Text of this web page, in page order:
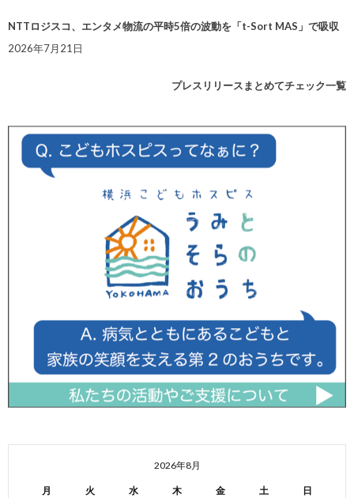
NTTロジスコ、エンタメ物流の平時5倍の波動を「t-Sort MAS」で吸収
2026年7月21日
プレスリリースまとめてチェック一覧
2026年8月
月 火 水 木 金 土 日